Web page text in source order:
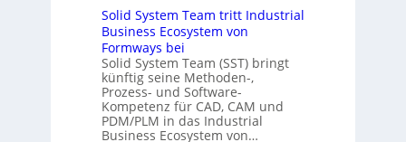
i
b
e
n
u
n
b
e
f
ü
r
d
e
n
G
i
g
-
C
E
O
h
e
n
z
e
n
t
r
T
r
e
f
f
p
u
n
k
b
:
D
i
s
r
u
p
t
Solid System Team tritt Industrial
Business Ecosystem von
Formways bei
Solid System Team (SST) bringt
künftig seine Methoden-,
Prozess- und Software-
Kompetenz für CAD, CAM und
PDM/PLM in das Industrial
Business Ecosystem von…